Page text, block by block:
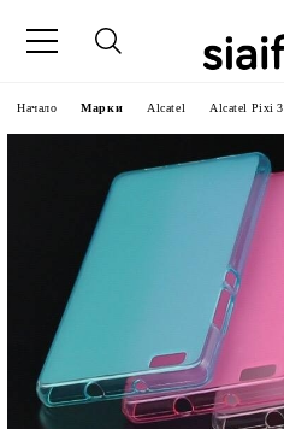
Начало Марки Alcatel Alcatel Pixi 3